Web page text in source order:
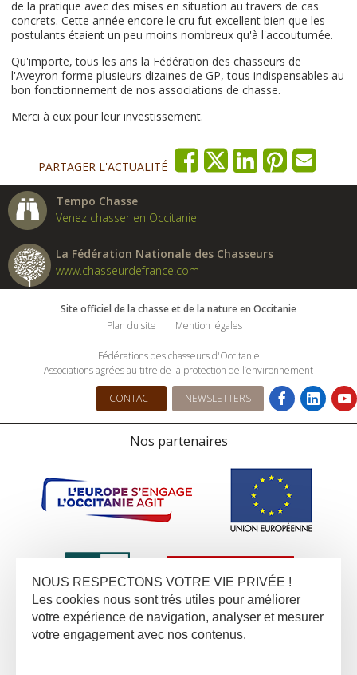
de la pratique avec des mises en situation au travers de cas
concrets. Cette année encore le cru fut excellent bien que les
postulants étaient un peu moins nombreux qu'à l'accoutumée.
Qu'importe, tous les ans la Fédération des chasseurs de
l'Aveyron forme plusieurs dizaines de GP, tous indispensables au
bon fonctionnement de nos associations de chasse.
Merci à eux pour leur investissement.
PARTAGER L'ACTUALITÉ
Tempo Chasse
Venez chasser en Occitanie
La Fédération Nationale des Chasseurs
www.chasseurdefrance.com
Site officiel de la chasse et de la nature en Occitanie
Plan du site
Mention légales
Fédérations des chasseurs d'Occitanie
Associations agrées au titre de la protection de l’environnement
CONTACT NEWSLETTERS
Nos partenaires
NOUS RESPECTONS VOTRE VIE PRIVÉE !
Les cookies nous sont trés utiles pour améliorer
votre expérience de navigation, analyser et mesurer
votre engagement avec nos contenus.